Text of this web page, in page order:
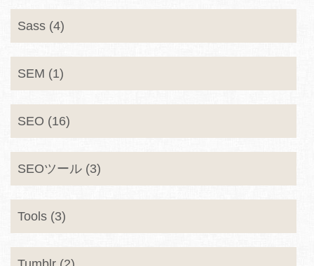
Sass (4)
SEM (1)
SEO (16)
SEOツール (3)
Tools (3)